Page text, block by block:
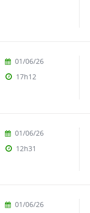
01/06/26
17h12
01/06/26
12h31
01/06/26